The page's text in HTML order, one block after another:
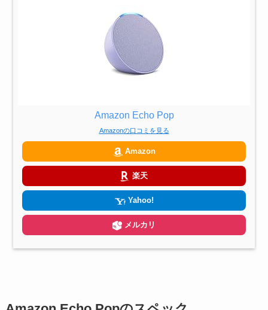
Amazon Echo Pop
Amazonの口コミを見る
Amazon
楽天
Yahoo!
メルカリ